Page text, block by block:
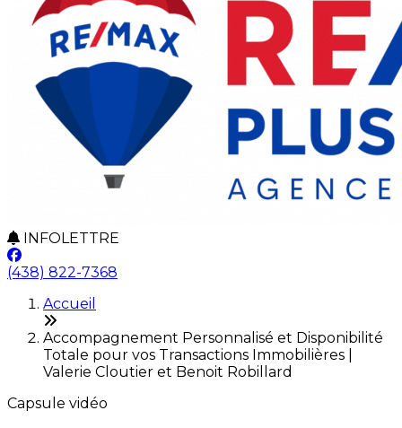
INFOLETTRE
(438) 822-7368
Accueil
Accompagnement Personnalisé et Disponibilité
Totale pour vos Transactions Immobilières |
Valerie Cloutier et Benoit Robillard
Capsule vidéo